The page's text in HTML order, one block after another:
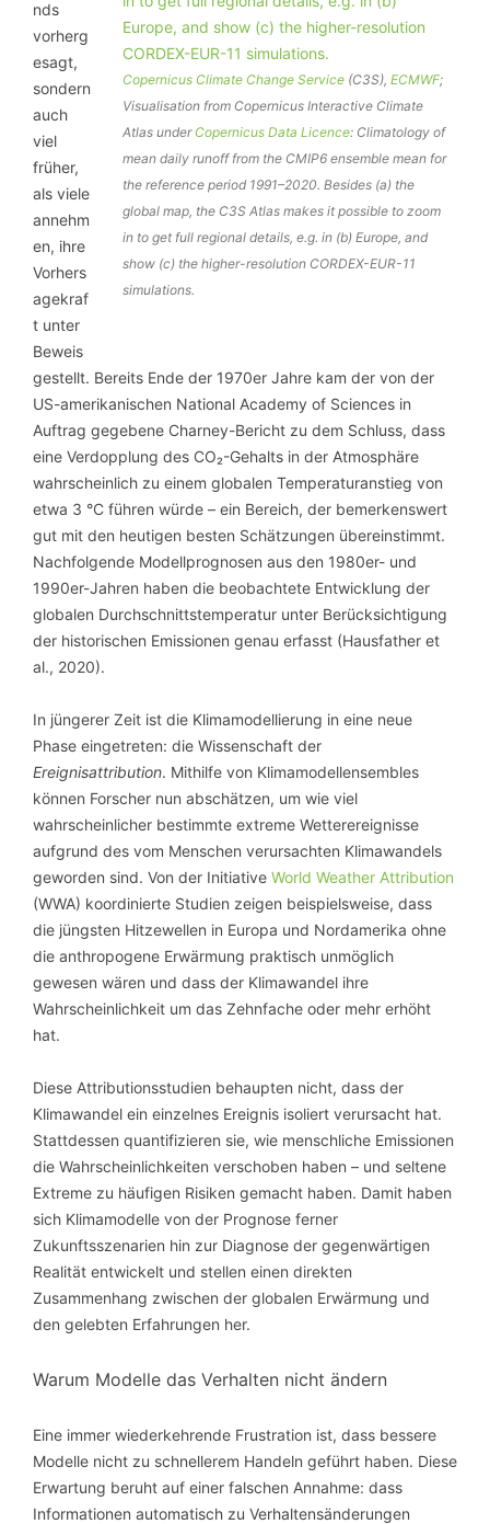
Copernicus Climate Change Service (C3S), ECMWF;
Visualisation from Copernicus Interactive Climate
Atlas under Copernicus Data Licence: Climatology of
mean daily runoff from the CMIP6 ensemble mean for
the reference period 1991–2020. Besides (a) the
global map, the C3S Atlas makes it possible to zoom
in to get full regional details, e.g. in (b) Europe, and
show (c) the higher-resolution CORDEX-EUR-11
simulations.
nds
vorherg
esagt,
sondern
auch
viel
früher,
als viele
annehm
en, ihre
Vorhers
agekraf
t unter
Beweis
gestellt. Bereits Ende der 1970er Jahre kam der von der
US-amerikanischen National Academy of Sciences in
Auftrag gegebene Charney-Bericht zu dem Schluss, dass
eine Verdopplung des CO₂-Gehalts in der Atmosphäre
wahrscheinlich zu einem globalen Temperaturanstieg von
etwa 3 °C führen würde – ein Bereich, der bemerkenswert
gut mit den heutigen besten Schätzungen übereinstimmt.
Nachfolgende Modellprognosen aus den 1980er- und
1990er-Jahren haben die beobachtete Entwicklung der
globalen Durchschnittstemperatur unter Berücksichtigung
der historischen Emissionen genau erfasst (Hausfather et
al., 2020).
In jüngerer Zeit ist die Klimamodellierung in eine neue
Phase eingetreten: die Wissenschaft der
Ereignisattribution. Mithilfe von Klimamodellensembles
können Forscher nun abschätzen, um wie viel
wahrscheinlicher bestimmte extreme Wetterereignisse
aufgrund des vom Menschen verursachten Klimawandels
geworden sind. Von der Initiative World Weather Attribution
(WWA) koordinierte Studien zeigen beispielsweise, dass
die jüngsten Hitzewellen in Europa und Nordamerika ohne
die anthropogene Erwärmung praktisch unmöglich
gewesen wären und dass der Klimawandel ihre
Wahrscheinlichkeit um das Zehnfache oder mehr erhöht
hat.
Diese Attributionsstudien behaupten nicht, dass der
Klimawandel ein einzelnes Ereignis isoliert verursacht hat.
Stattdessen quantifizieren sie, wie menschliche Emissionen
die Wahrscheinlichkeiten verschoben haben – und seltene
Extreme zu häufigen Risiken gemacht haben. Damit haben
sich Klimamodelle von der Prognose ferner
Zukunftsszenarien hin zur Diagnose der gegenwärtigen
Realität entwickelt und stellen einen direkten
Zusammenhang zwischen der globalen Erwärmung und
den gelebten Erfahrungen her.
Warum Modelle das Verhalten nicht ändern
Eine immer wiederkehrende Frustration ist, dass bessere
Modelle nicht zu schnellerem Handeln geführt haben. Diese
Erwartung beruht auf einer falschen Annahme: dass
Informationen automatisch zu Verhaltensänderungen